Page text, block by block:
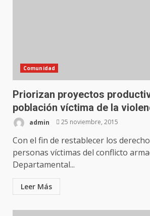
Comunidad
Priorizan proyectos
población víctima de la
admin 25 noviembre, 2015
Con el fin de restablecer los
personas víctimas del conflicto
Departamental...
Leer Más